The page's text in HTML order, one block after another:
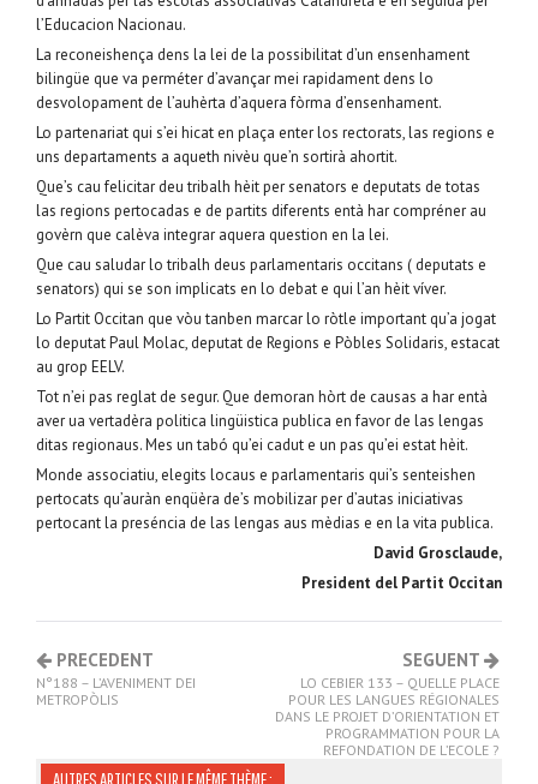
l’Educacion Nacionau.
La reconeishença dens la lei de la possibilitat d’un ensenhament
bilingüe que va perméter d’avançar mei rapidament dens lo
desvolopament de l’auhèrta d’aquera fòrma d’ensenhament.
Lo partenariat qui s’ei hicat en plaça enter los rectorats, las regions e
uns departaments a aqueth nivèu que’n sortirà ahortit.
Que’s cau felicitar deu tribalh hèit per senators e deputats de totas
las regions pertocadas e de partits diferents entà har compréner au
govèrn que calèva integrar aquera question en la lei.
Que cau saludar lo tribalh deus parlamentaris occitans ( deputats e
senators) qui se son implicats en lo debat e qui l’an hèit víver.
Lo Partit Occitan que vòu tanben marcar lo ròtle important qu’a jogat
lo deputat Paul Molac, deputat de Regions e Pòbles Solidaris, estacat
au grop EELV.
Tot n’ei pas reglat de segur. Que demoran hòrt de causas a har entà
aver ua vertadèra politica lingüistica publica en favor de las lengas
ditas regionaus. Mes un tabó qu’ei cadut e un pas qu’ei estat hèit.
Monde associatiu, elegits locaus e parlamentaris qui’s senteishen
pertocats qu’auràn enqüèra de’s mobilizar per d’autas iniciativas
pertocant la preséncia de las lengas aus mèdias e en la vita publica.
David Grosclaude,
President del Partit Occitan
PRECEDENT
N°188 – L’AVENIMENT DEI
METROPÒLIS
SEGUENT
LO CEBIER 133 – QUELLE PLACE
POUR LES LANGUES RÉGIONALES
DANS LE PROJET D’ORIENTATION ET
PROGRAMMATION POUR LA
REFONDATION DE L’ECOLE ?
AUTRES ARTICLES SUR LE MÊME THÈME :